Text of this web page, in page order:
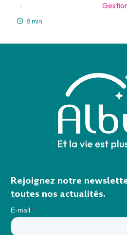
-
8 min
Rejoignez notre
toutes nos actualités.